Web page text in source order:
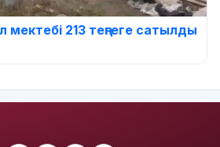
213 теңгеге сатылды